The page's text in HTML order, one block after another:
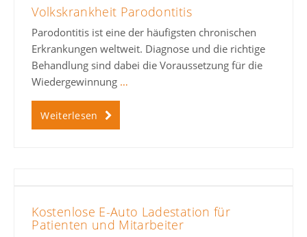
Volkskrankheit Parodontitis
Parodontitis ist eine der häufigsten chronischen
Erkrankungen weltweit. Diagnose und die richtige
Behandlung sind dabei die Voraussetzung für die
Wiedergewinnung …
Weiterlesen
Kostenlose E-Auto Ladestation für
Patienten und Mitarbeiter